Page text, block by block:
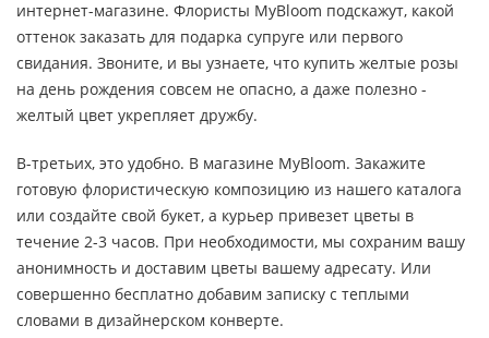
интернет-магазине. Флористы MyBloom подскажут, какой
оттенок заказать для подарка супруге или первого
свидания. Звоните, и вы узнаете, что купить желтые розы
на день рождения совсем не опасно, а даже полезно -
желтый цвет укрепляет дружбу.
В-третьих, это удобно. В магазине MyBloom. Закажите
готовую флористическую композицию из нашего каталога
или создайте свой букет, а курьер привезет цветы в
течение 2-3 часов. При необходимости, мы сохраним вашу
анонимность и доставим цветы вашему адресату. Или
совершенно бесплатно добавим записку с теплыми
словами в дизайнерском конверте.